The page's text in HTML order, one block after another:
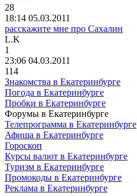
28
18:14 05.03.2011
расскажите мне про Сахалин
L.K
1
23:06 04.03.2011
114
Знакомства в Екатеринбурге
Погода в Екатеринбурге
Пробки в Екатеринбурге
Форумы в Екатеринбурге
Телепрограмма в Екатеринбурге
Афиша в Екатеринбурге
Гороскоп
Курсы валют в Екатеринбурге
Туризм в Екатеринбурге
Промокоды в Екатеринбурге
Реклама в Екатеринбурге